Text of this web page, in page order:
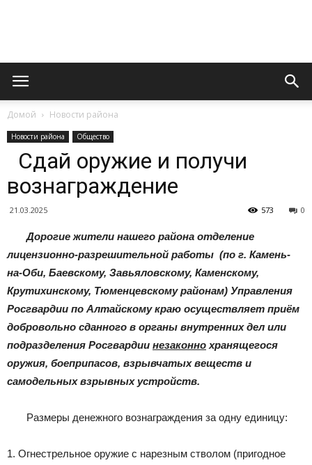
Официальный
газеты
«Вперед»
|
Тюменцевский
Домой Новости района
Новости района Общество
Сдай оружие и получи
вознаграждение
21.03.2025 0
573
Дорогие жители нашего района отделение
лицензионно-разрешительной работы (по г. Камень-
на-Оби, Баевскому, Завьяловскому, Каменскому,
Крутихинскому, Тюменцевскому районам) Управления
Росгвардии по Алтайскому краю осуществляет приём
добровольно сданного в органы внутренних дел или
подразделения Росгвардии незаконно хранящегося
оружия, боеприпасов, взрывчатых веществ и
самодельных взрывных устройств.
Размеры денежного вознаграждения за одну единицу:
1. Огнестрельное оружие с нарезным стволом (пригодное